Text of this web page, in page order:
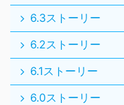
6.3ストーリー
6.2ストーリー
6.1ストーリー
6.0ストーリー